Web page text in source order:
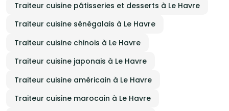
Traiteur cuisine pâtisseries et desserts à Le Havre
Traiteur cuisine sénégalais à Le Havre
Traiteur cuisine chinois à Le Havre
Traiteur cuisine japonais à Le Havre
Traiteur cuisine américain à Le Havre
Traiteur cuisine marocain à Le Havre